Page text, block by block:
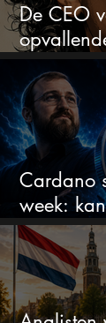
De CEO
beurs
Cardano
week:
blijven?